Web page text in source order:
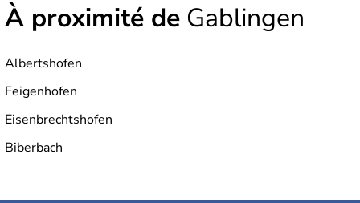
À proximité de Gablingen
Albertshofen
Feigenhofen
Eisenbrechtshofen
Biberbach